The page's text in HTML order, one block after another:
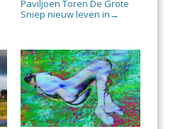
Paviljoen Toren De Grote
Sniep nieuw leven in →